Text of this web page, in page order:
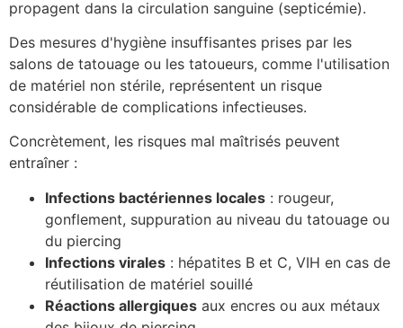
propagent dans la circulation sanguine (septicémie).
Des mesures d'hygiène insuffisantes prises par les
salons de tatouage ou les tatoueurs, comme l'utilisation
de matériel non stérile, représentent un risque
considérable de complications infectieuses.
Concrètement, les risques mal maîtrisés peuvent
entraîner :
Infections bactériennes locales : rougeur,
gonflement, suppuration au niveau du tatouage ou
du piercing
Infections virales : hépatites B et C, VIH en cas de
réutilisation de matériel souillé
Réactions allergiques aux encres ou aux métaux